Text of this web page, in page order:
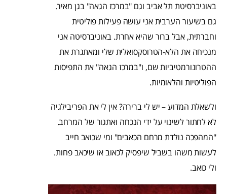
באוניברסיטת תל אביב וגם "במרכז הגאה" בגן מאיר.
גם בשיעור הערבית אני עושה פעילות פוליטית
וחברתית, אבל ברור שהיא אחרת. באוניברסיטה אני
מנכיחה את הלא-הטרוסקסואלית שלי ומאתגרת את
ההטרונורמטיביות שם, ו"במרכז הגאה" את התפיסות
הפוליטיות והלאומיות.
ולשאלת המדוע – יש לי ברירה? אין לי את הפריבילגיה
לא לחתור לשינוי על ידי הנכחה ואתגור של המרחב.
"המהפכה נולדת מרחם הכאבים" ומי שכואב חייב
לעשות משהו בשביל שיפסיק לכאוב או שיכאב פחות.
ולי כואב.